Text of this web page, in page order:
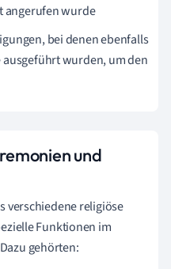
angerufen wurde
bei denen ebenfalls
wurden, um den
und
verschiedene religiöse
Funktionen im
gehörten: